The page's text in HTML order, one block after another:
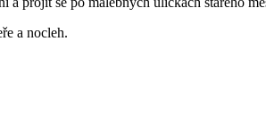
a nocleh.